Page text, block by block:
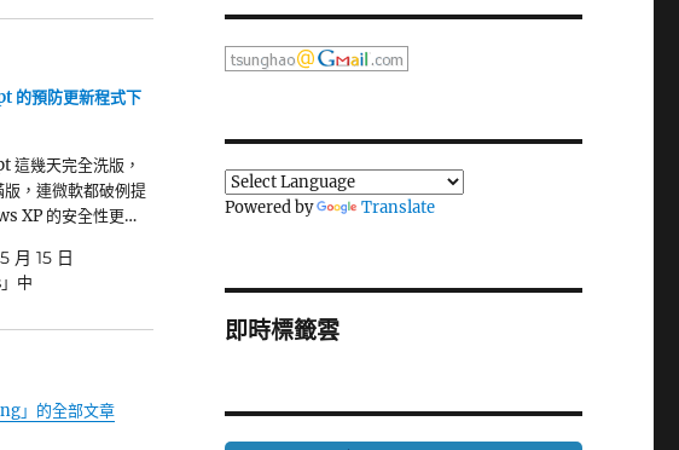
的預防更新程式下
這幾天完全洗版，
，連微軟都破例提
XP 的安全性更…
月 15 日
中
」的全部文章
Powered by Translate
即時標籤雲